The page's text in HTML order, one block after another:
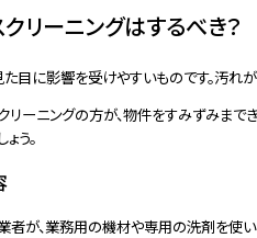
リーニングはするべき？
目に影響を受けやすいものです。汚れ
リーニングの方が、物件をすみずみま
う。
者が、業務用の機材や専用の洗剤を使